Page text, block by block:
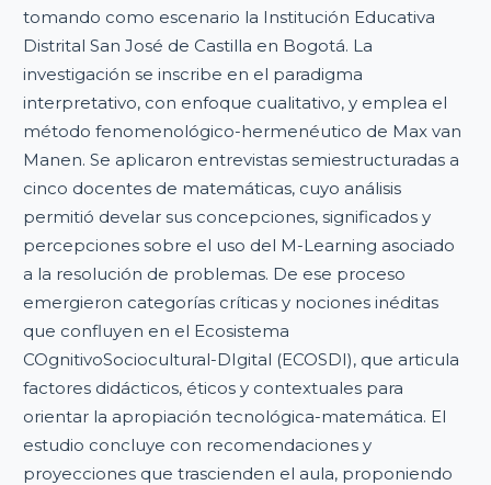
tomando como escenario la Institución Educativa
Distrital San José de Castilla en Bogotá. La
investigación se inscribe en el paradigma
interpretativo, con enfoque cualitativo, y emplea el
método fenomenológico-hermenéutico de Max van
Manen. Se aplicaron entrevistas semiestructuradas a
cinco docentes de matemáticas, cuyo análisis
permitió develar sus concepciones, significados y
percepciones sobre el uso del M-Learning asociado
a la resolución de problemas. De ese proceso
emergieron categorías críticas y nociones inéditas
que confluyen en el Ecosistema
COgnitivoSociocultural-DIgital (ECOSDI), que articula
factores didácticos, éticos y contextuales para
orientar la apropiación tecnológica-matemática. El
estudio concluye con recomendaciones y
proyecciones que trascienden el aula, proponiendo